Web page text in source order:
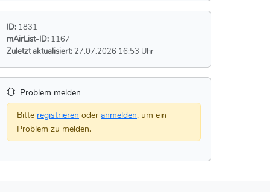
ID: 1831
mAirList-ID: 1167
Zuletzt aktualisiert: 27.07.2026 16:53 Uhr
Problem melden
Bitte registrieren oder anmelden, um ein
Problem zu melden.